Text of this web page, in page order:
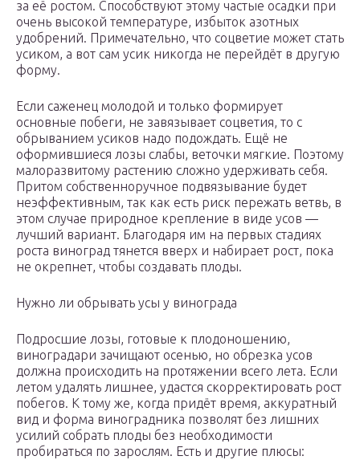
за её ростом. Способствуют этому частые осадки при
очень высокой температуре, избыток азотных
удобрений. Примечательно, что соцветие может стать
усиком, а вот сам усик никогда не перейдёт в другую
форму.
Если саженец молодой и только формирует
основные побеги, не завязывает соцветия, то с
обрыванием усиков надо подождать. Ещё не
оформившиеся лозы слабы, веточки мягкие. Поэтому
малоразвитому растению сложно удерживать себя.
Притом собственноручное подвязывание будет
неэффективным, так как есть риск пережать ветвь, в
этом случае природное крепление в виде усов —
лучший вариант. Благодаря им на первых стадиях
роста виноград тянется вверх и набирает рост, пока
не окрепнет, чтобы создавать плоды.
Нужно ли обрывать усы у винограда
Подросшие лозы, готовые к плодоношению,
виноградари зачищают осенью, но обрезка усов
должна происходить на протяжении всего лета. Если
летом удалять лишнее, удастся скорректировать рост
побегов. К тому же, когда придёт время, аккуратный
вид и форма виноградника позволят без лишних
усилий собрать плоды без необходимости
пробираться по зарослям. Есть и другие плюсы: